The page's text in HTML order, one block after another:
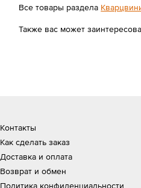
Все товары раздела
Также вас может
Контакты
Как сделать заказ
Доставка и оплата
Возврат и обмен
Политика конфиденциальности